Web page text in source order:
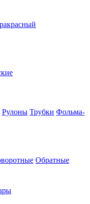
Рулоны Трубки Фольма-
Обратные